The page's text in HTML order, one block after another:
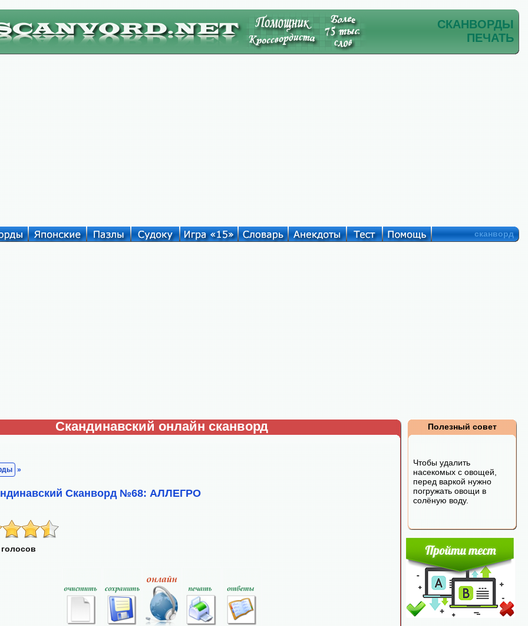
СКАНВОРДЫ
ПЕЧАТЬ
сканворд
Скандинавский онлайн сканворд
»
Сканворд №68: АЛЛЕГРО
Полезный совет
Чтобы удалить
насекомых с овощей,
перед варкой нужно
погружать овощи в
солёную воду.